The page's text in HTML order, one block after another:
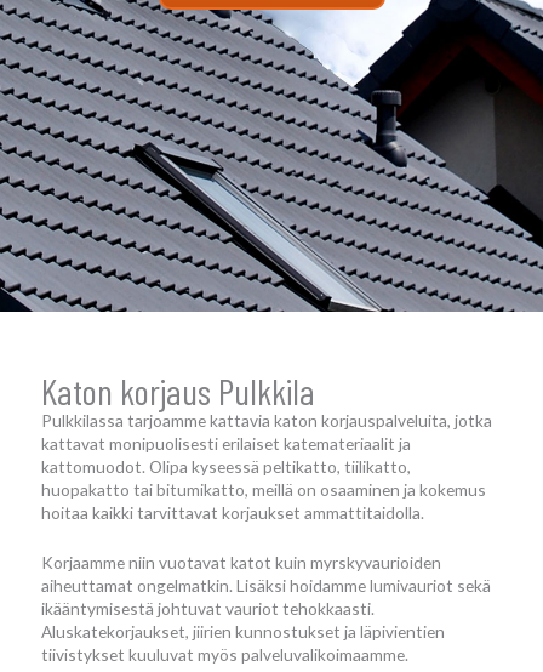
Katon korjaus Pulkkila
Pulkkilassa tarjoamme kattavia katon korjauspalveluita, jotka
kattavat monipuolisesti erilaiset katemateriaalit ja
kattomuodot. Olipa kyseessä peltikatto, tiilikatto,
huopakatto tai bitumikatto, meillä on osaaminen ja kokemus
hoitaa kaikki tarvittavat korjaukset ammattitaidolla.
Korjaamme niin vuotavat katot kuin myrskyvaurioiden
aiheuttamat ongelmatkin. Lisäksi hoidamme lumivauriot sekä
ikääntymisestä johtuvat vauriot tehokkaasti.
Aluskatekorjaukset, jiirien kunnostukset ja läpivientien
tiivistykset kuuluvat myös palveluvalikoimaamme.